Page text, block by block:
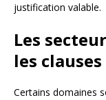
justification valable.
Les
les
Certains domaines